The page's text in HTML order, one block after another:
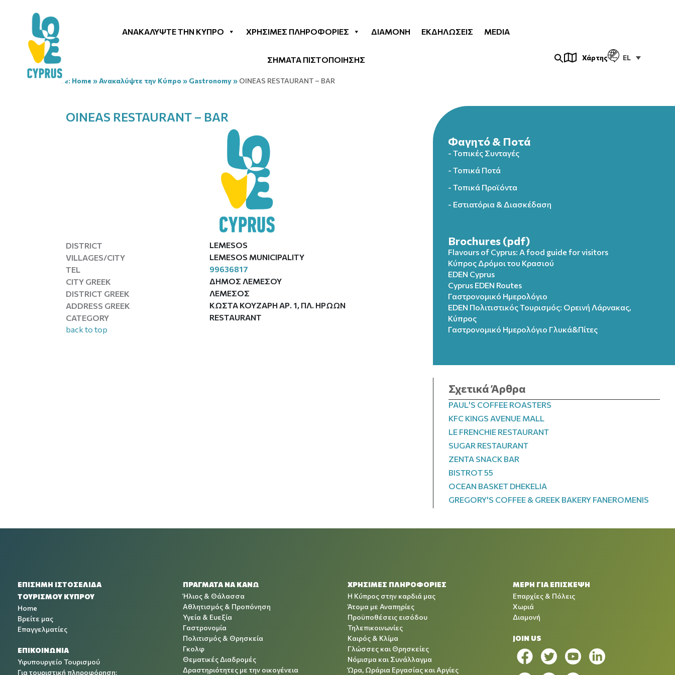
ΑΝΑΚΑΛΎΨΤΕ ΤΗΝ ΚΎΠΡΟ ΧΡΉΣΙΜΕΣ ΠΛΗΡΟΦΟΡΊΕΣ ΔΙΑΜΟΝΉ ΕΚΔΗΛΏΣΕΙΣ MEDIA
ΣΗΜΑΤΑ ΠΙΣΤΟΠΟΙΗΣΗΣ Χάρτης EL
You are here: Home »Ανακαλύψτε την Κύπρο » Gastronomy» OINEAS RESTAURANT – BAR
OINEAS RESTAURANT – BAR
DISTRICT
LEMESOS
VILLAGES/CITY
LEMESOS MUNICIPALITY
TEL
99636817
CITY GREEK
ΔΗΜΟΣ ΛΕΜΕΣΟΥ
DISTRICT GREEK
ΛΕΜΕΣΟΣ
ADDRESS GREEK
ΚΩΣΤΑ ΚΟΥΖΑΡΗ ΑΡ. 1, ΠΛ. ΗΡΩΩΝ
CATEGORY
RESTAURANT
back to top
Φαγητό & Ποτά
- Τοπικές Συνταγές
- Τοπικά Ποτά
- Τοπικά Προϊόντα
- Εστιατόρια & Διασκέδαση
Brochures (pdf)
Flavours of Cyprus: A food guide for visitors
Κύπρος Δρόμοι του Κρασιού
EDEN Cyprus
Cyprus EDEN Routes
Γαστρονομικό Ημερολόγιο
EDEN Πολιτιστικός Τουρισμός: Ορεινή Λάρνακας,
Κύπρος
Γαστρονομικό Ημερολόγιo Γλυκά&Πίτες
Σχετικά Άρθρα
PAUL'S COFFEE ROASTERS
KFC KINGS AVENUE MALL
LE FRENCHIE RESTAURANT
SUGAR RESTAURANT
ZENTA SNACK BAR
BISTROT 55
OCEAN BASKET DHEKELIA
GREGORY'S COFFEE & GREEK BAKERY FANEROMENIS
ΕΠΙΣΗΜΗ ΙΣΤΟΣΕΛΙΔΑ
ΤΟΥΡΙΣΜΟΥ ΚΥΠΡΟΥ
Home
Βρείτε μας
Επαγγελματίες
ΕΠΙΚΟΙΝΩΝΙΑ
Υφυπουργείο Τουρισμού
Για τουριστική πληροφόρηση:
ΠΡΑΓΜΑΤΑ ΝΑ ΚΑΝΩ
Ήλιος & Θάλασσα
Αθλητισμός & Προπόνηση
Υγεία & Ευεξία
Γαστρονομία
Πολιτισμός & Θρησκεία
Γκολφ
Θεματικές Διαδρομές
Δραστηριότητες με την οικογένεια
ΧΡΉΣΙΜΕΣ ΠΛΗΡΟΦΟΡΊΕΣ
Η Κύπρος στην καρδιά μας
Άτομα με Αναπηρίες
Προϋποθέσεις εισόδου
Τηλεπικοινωνίες
Καιρός & Κλίμα
Γλώσσες και Θρησκείες
Νόμισμα και Συνάλλαγμα
Ώρα, Ωράρια Εργασίας και Αργίες
ΜΕΡΗ ΓΙΑ ΕΠΙΣΚΕΨΗ
Επαρχίες & Πόλεις
Χωριά
Διαμονή
JOIN US